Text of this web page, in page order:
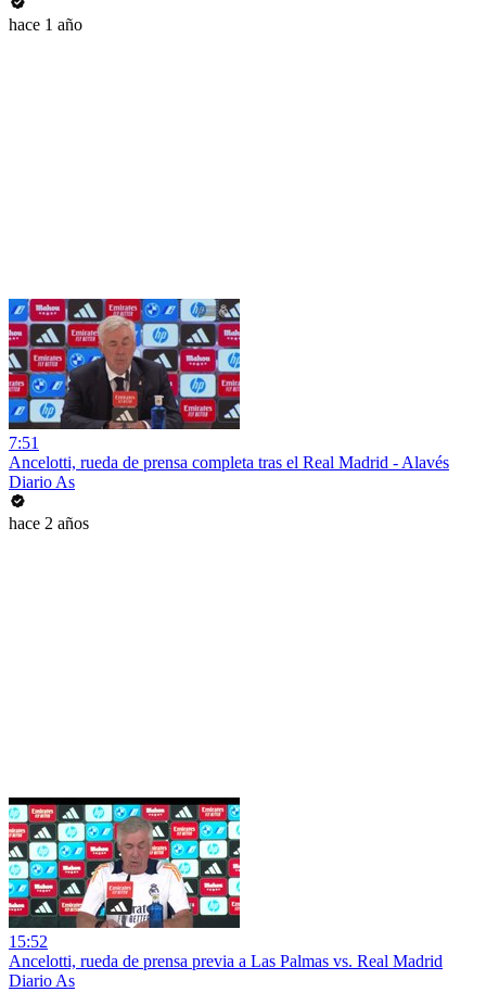
hace 1 año
7:51
Ancelotti, rueda de prensa completa tras el Real Madrid - Alavés
Diario As
hace 2 años
15:52
Ancelotti, rueda de prensa previa a Las Palmas vs. Real Madrid
Diario As